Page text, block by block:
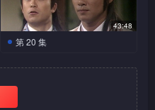
楚。及后，楚王崩，华太子登
基为皇，封黄歇为相，封号春
申君。春申君助信陵君与薛萦
衷，信陵君大感无奈，鲁仲连
提醒二人进入忘情洞或可找到
练剑。范睢妒忌白起才干，煽
动秦昭王命白起攻邯郸，白起
以军心疲乏而反对，但秦昭王
早已被范睢所迷惑，对白起生
疑心，夺其兵权，将他连降十
乘机冒秦昭王之命，向白起赐
死，白起中计，含恨自刎而
43:48
第 20 集
至，救平原君一命，三军会合
于邯郸，共同抗敌。薛萦一偶